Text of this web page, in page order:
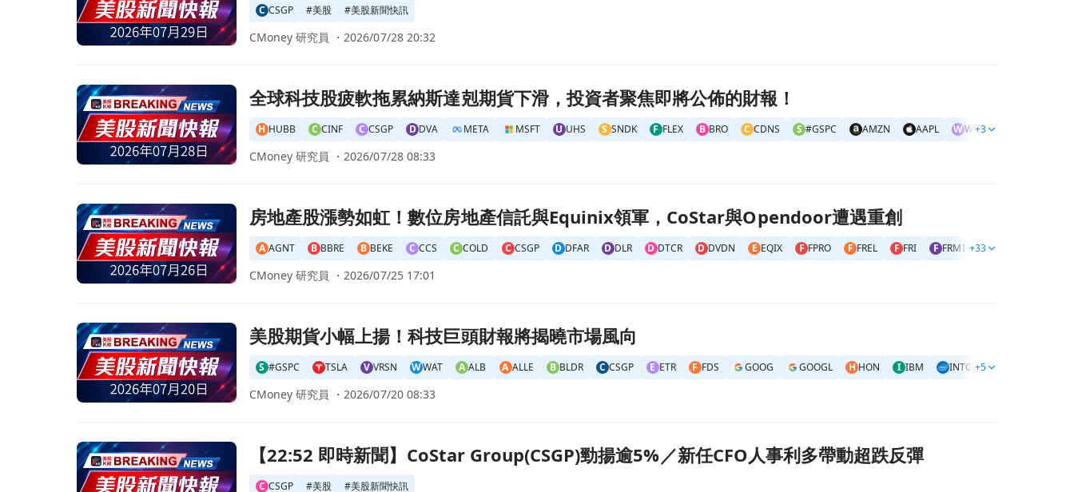
C CSGP #美股 #美股新聞快訊
CMoney 研究員 ・2026/07/28 20:32
前往全球科技股疲軟拖累納斯達剋期貨下滑，投資者聚焦即將公佈的財報！頁面
全球科技股疲軟拖累納斯達剋期貨下滑，投資者聚焦即將公佈的財報！
H HUBB C CINF C CSGP D DVA META MSFT U UHS S SNDK F FLEX B BRO C CDNS S #GSPC AMZN AAPL WWELL
+3
CMoney 研究員 ・2026/07/28 08:33
前往房地產股漲勢如虹！數位房地產信託與Equinix領軍，CoStar與Opendoor遭遇重創頁面
房地產股漲勢如虹！數位房地產信託與Equinix領軍，CoStar與Opendoor遭遇重創
A AGNT B BBRE B BEKE C CCS C COLD C CSGP D DFAR D DLR D DTCR D DVDN E EQIX F FPRO F FREL F FRI F FRMI H HAUS
+33
CMoney 研究員 ・2026/07/25 17:01
前往美股期貨小幅上揚！科技巨頭財報將揭曉市場風向頁面美股期貨小幅上揚！科技巨頭財報將揭曉市場風向
S #GSPC TSLA V VRSN WWAT A ALB A ALLE B BLDR C CSGP E ETR F FDS GOOG GOOGL H HON I IBM INTC M
+5
CMoney 研究員 ・2026/07/20 08:33
前往【22:52 即時新聞】CoStar Group(CSGP)勁揚逾5%／新任CFO人事利多帶動超跌反彈頁面
【22:52 即時新聞】CoStar Group(CSGP)勁揚逾5%／新任CFO人事利多帶動超跌反彈
C CSGP #美股 #美股新聞快訊